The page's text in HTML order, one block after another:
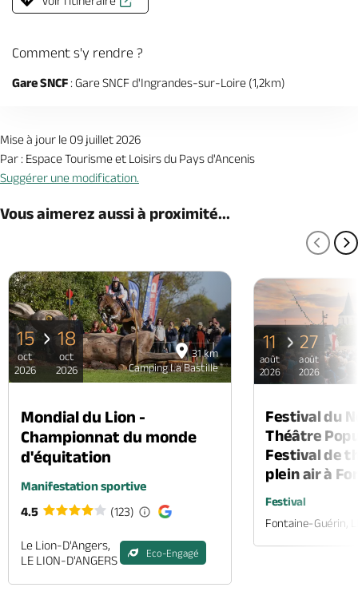
Comment s'y rendre ?
Gare SNCF : Gare SNCF d'Ingrandes-sur-Loire (1,2km)
Mise à jour le 09 juillet 2026
Par : Espace Tourisme et Loisirs du Pays d'Ancenis
Suggérer une modification.
Vous aimerez aussi à proximité...
31 km
Camping La Bastille
15
oct
2026
18
oct
2026
Mondial du Lion -
Championnat du monde
d'équitation
Manifestation sportive
4.5
(123)
Le Lion-D'Angers,
LE LION-D'ANGERS
Eco-Engagé
11
août
2026
27
août
2026
Festival du
Théâtre
Festival de
plein air à
Festival
Fontaine-Guérin,